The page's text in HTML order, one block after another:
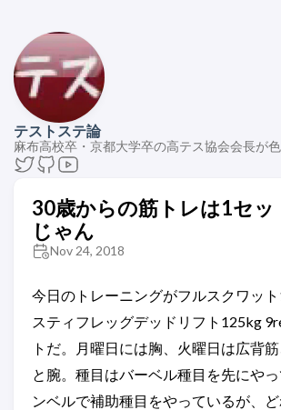
テストステ論
麻布高校卒・京都大学卒の高テス協会会長が色
30歳からの筋トレは1セッ
じゃん
Nov 24, 2018
今日のトレーニングがフルスクワット
スティフレッグデッドリフト125kg
トだ。月曜日には胸、火曜日は広背
と腕。種目はバーベル種目を先にや
ンベルで補助種目をやっているが、